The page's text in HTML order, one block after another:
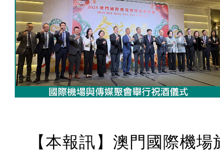
【本報訊】澳門國際機場